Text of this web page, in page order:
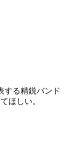
する精鋭バンド
ほしい。